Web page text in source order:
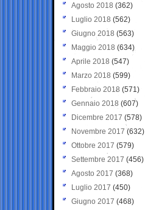
Agosto 2018 (362)
Luglio 2018 (562)
Giugno 2018 (563)
Maggio 2018 (634)
Aprile 2018 (547)
Marzo 2018 (599)
Febbraio 2018 (571)
Gennaio 2018 (607)
Dicembre 2017 (578)
Novembre 2017 (632)
Ottobre 2017 (579)
Settembre 2017 (456)
Agosto 2017 (368)
Luglio 2017 (450)
Giugno 2017 (468)